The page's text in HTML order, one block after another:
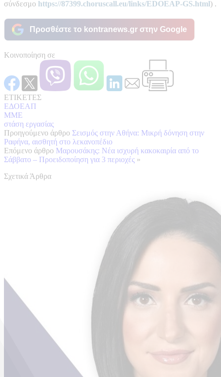
σύνδεσμο https://87399.choruscall.eu/links/EDOEAP-GS.html) .
Προσθέστε το kontranews.gr στην Google
Κοινοποίηση σε
ΕΤΙΚΕΤΕΣ
ΕΔΟΕΑΠ
ΜΜΕ
στάση εργασίας
Προηγούμενο άρθρο Σεισμός στην Αθήνα: Μικρή δόνηση στην
Ραφήνα, αισθητή στο λεκανοπέδιο
Επόμενο άρθρο Μαρουσάκης: Νέα ισχυρή κακοκαιρία από το
Σάββατο – Προειδοποίηση για 3 περιοχές »
Σχετικά Άρθρα